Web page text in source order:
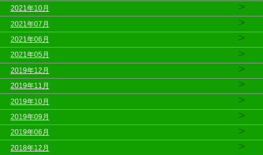
2021年10月 >
2021年07月 >
2021年06月 >
2021年05月 >
2019年12月 >
2019年11月 >
2019年10月 >
2019年09月 >
2019年06月 >
2018年12月 >